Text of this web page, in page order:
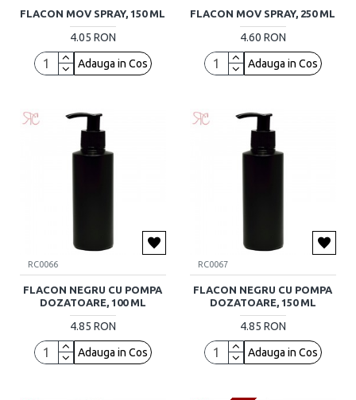
FLACON MOV SPRAY, 150 ML
4.05 RON
Adauga in Cos
FLACON MOV SPRAY, 250 ML
4.60 RON
Adauga in Cos
RC0066
FLACON NEGRU CU POMPA
DOZATOARE, 100 ML
4.85 RON
Adauga in Cos
RC0067
FLACON NEGRU CU POMPA
DOZATOARE, 150 ML
4.85 RON
Adauga in Cos